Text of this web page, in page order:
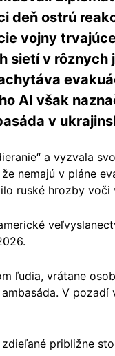
deň ostrú
vojny
sietí v
AI však
v
a vyzvala
nemajú v pláne
ruské hrozby
ľudia, vrátane
V
približne